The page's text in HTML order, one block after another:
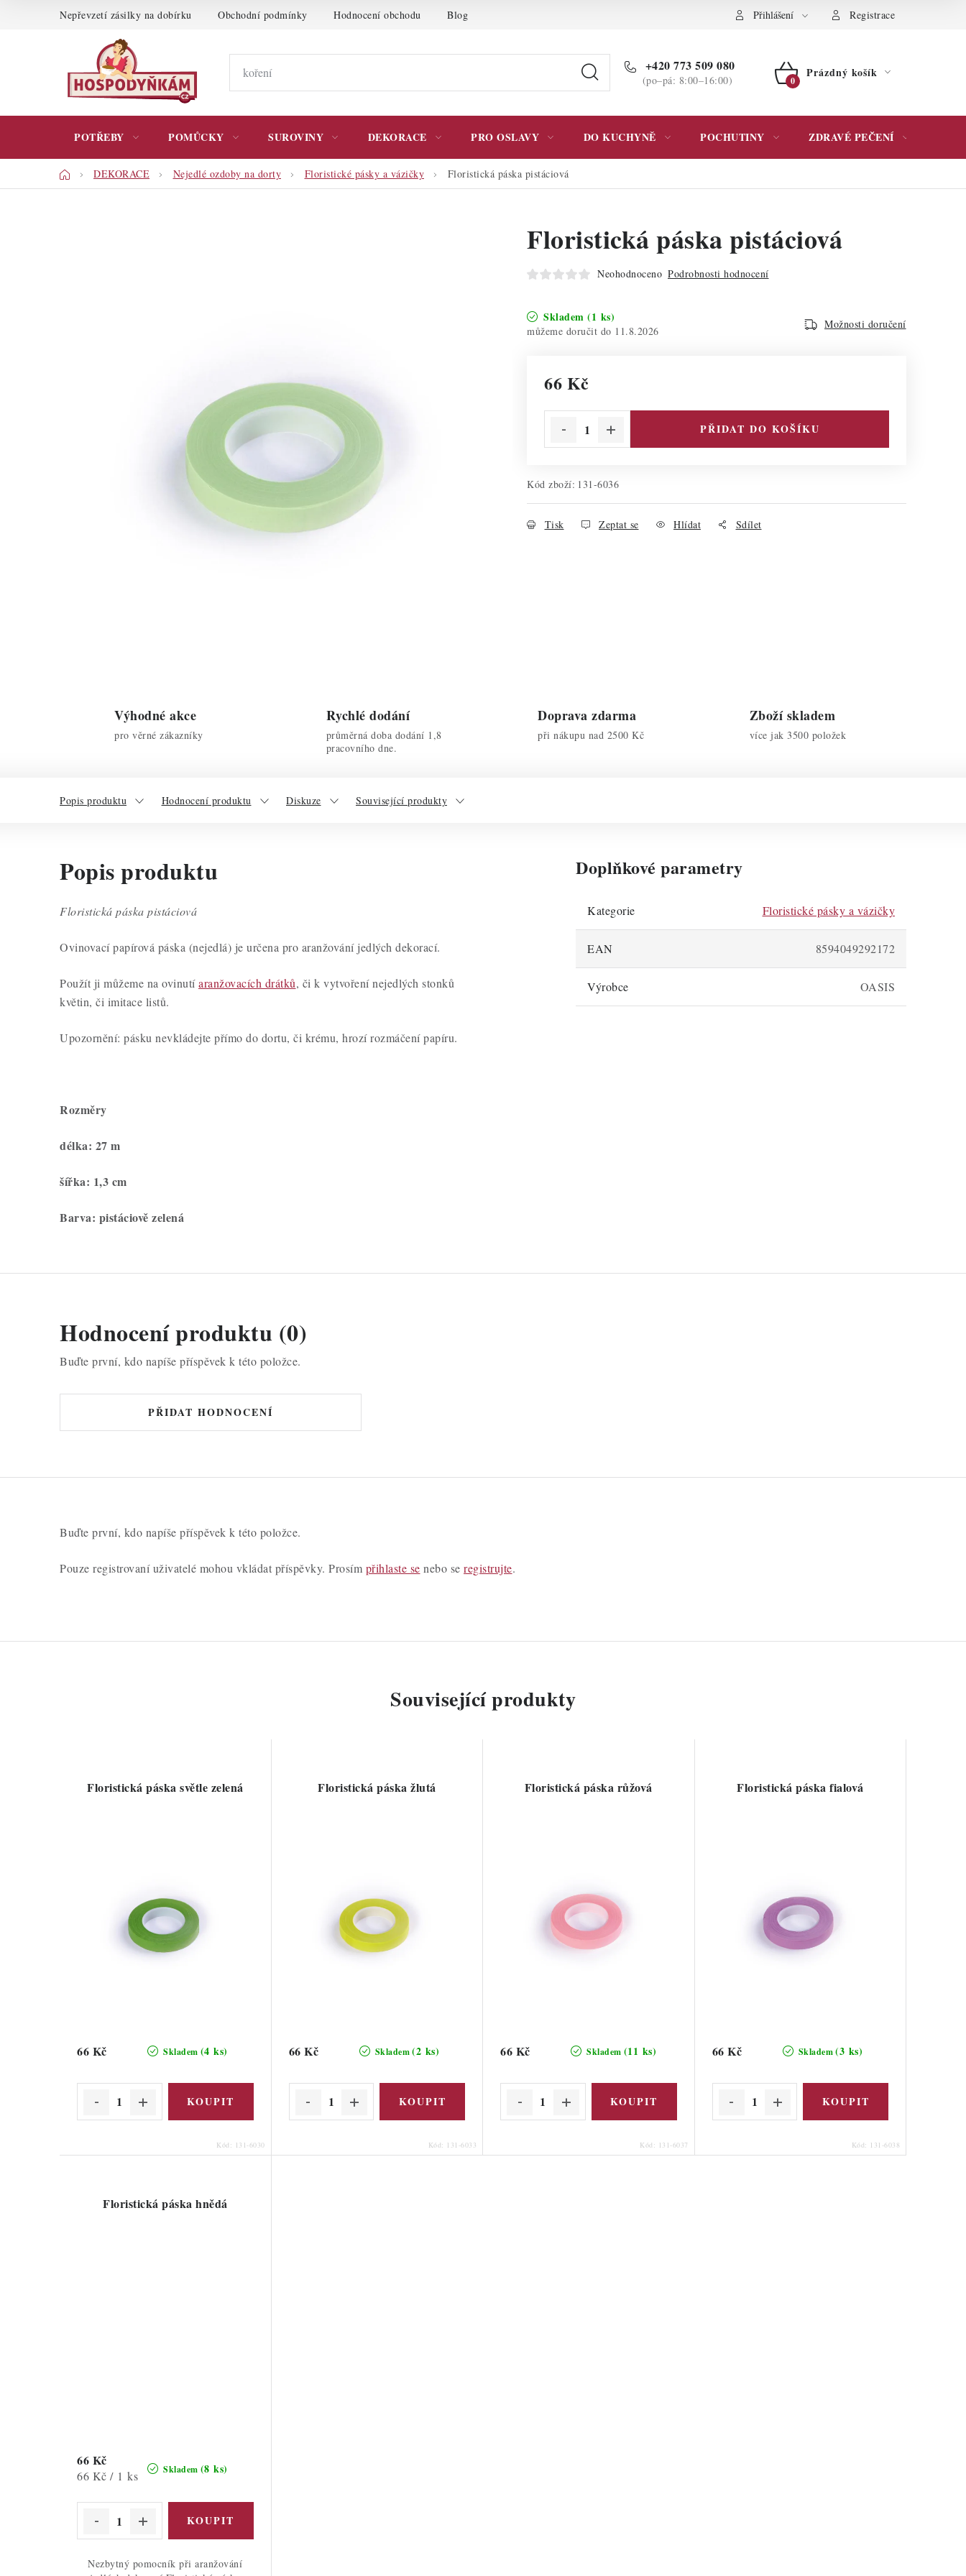
Nepřevzetí zásilky na dobírku Obchodní podmínky Hodnocení obchodu Blog Podmínky ochrany osobních údajů Přihlášení Registrace
+420 773 509 080
(po–pá: 8:00–16:00)
NÁKUPNÍ
Prázdný košík
POTŘEBY POMŮCKY SUROVINY DEKORACE PRO OSLAVY DO KUCHYNĚ POCHUTINY ZDRAVÉ PEČENÍ
DomůDEKORACE Nejedlé ozdoby na dorty Floristické pásky a vázičky Floristická páska pistáciová
Floristická páska pistáciová
Neohodnoceno Podrobnosti hodnocení
Skladem (1 ks)
11.8.2026
Možnosti doručení
66 Kč
PŘIDAT DO KOŠÍKU
Kód zboží: 131-6036
Tisk Zeptat se Hlídat Sdílet
Výhodné akce
pro věrné zákazníky
Rychlé dodání
průměrná doba dodání 1,8
pracovního dne.
Doprava zdarma
při nákupu nad 2500 Kč
Zboží skladem
více jak 3500 položek
Popis produktu Hodnocení produktu Diskuze Související produkty
Popis produktu
Floristická páska pistáciová
Ovinovací papírová páska (nejedlá) je určena pro aranžování jedlých dekorací.
Použít ji můžeme na ovinutíaranžovacích drátků, či k vytvoření nejedlých stonků
květin, či imitace listů.
Upozornění: pásku nevkládejte přímo do dortu, či krému, hrozí rozmáčení papíru.
Rozměry
délka: 27 m
šířka: 1,3 cm
Barva: pistáciově zelená
Doplňkové parametry
Kategorie Floristické pásky a vázičky
EAN 8594049292172
Výrobce OASIS
Hodnocení produktu (0)
Buďte první, kdo napíše příspěvek k této položce.
PŘIDAT HODNOCENÍ
Buďte první, kdo napíše příspěvek k této položce.
Pouze registrovaní uživatelé mohou vkládat příspěvky. Prosím přihlaste se nebo se registrujte.
Související produkty
Floristická páska světle zelená
Skladem (4 ks)
66 Kč
Kód: 131-6030
Floristická páska žlutá
Skladem(2 ks)
66 Kč
Kód: 131-6033
Floristická páska růžová
Skladem (11 ks)
66 Kč
Kód: 131-6037
Floristická páska fialová
Skladem(3 ks)
66 Kč
Kód: 131-6038
Floristická páska hnědá
Skladem (8 ks)
66 Kč
Měrná
66 Kč / 1 ks
Nezbytný pomocník při aranžování